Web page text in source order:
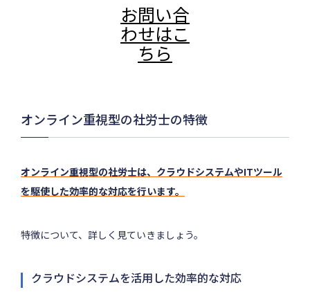
お問い合
わせはこ
ちら
オンライン重視型の社労士の特徴
オンライン重視型の社労士は、クラウドシステムやITツール
を駆使した効率的な対応を行います。
特徴について、詳しく見ていきましょう。
クラウドシステムを活用した効率的な対応